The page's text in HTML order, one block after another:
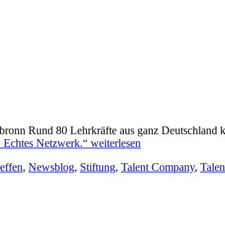
Rund 80 Lehrkräfte aus ganz Deutschland
Echtes Netzwerk.“ weiterlesen
, Newsblog, Stiftung, Talent Company,